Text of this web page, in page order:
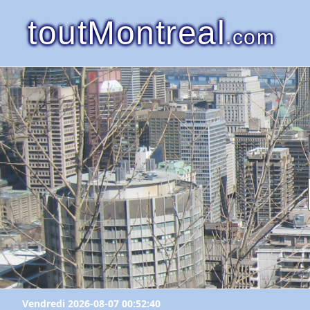
toutMontreal.com
Vendredi 2026-08-07 00:52:40